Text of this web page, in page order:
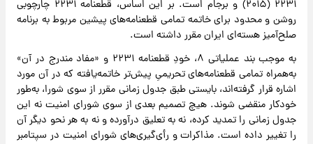
۲۲۳۱ (۲۰۱۵) و برجام است. بر این اساس، قطعنامه ۲۲۳۱ چارچوبی
روشن و محدود برای خاتمه تمامی قطعنامه‌های پیشین مربوط به برنامه
صلح‌آمیز هسته‌ای ایران مقرر داشته است.
به موجب بند عملیاتی ۸، خودِ قطعنامه ۲۲۳۱ و «مفاد مندرج در آن»
به‌همراه تمامی قطعنامه‌های تحریمیِ پیش‌تر خاتمه‌یافته که در آن مورد
اشاره قرار گرفته‌اند، بایستی طبق جدول زمانی مقرر از سوی شورا، به‌طور
خودکار منقضی شوند. هیچ تصمیم بعدی از سوی شورای امنیت نه این
جدول زمانی را تمدید کرده، نه به تعلیق درآورده و نه به هر نحو دیگر آن
را تغییر داده است. مذاکرات و رأی‌گیری‌های شورای امنیت در سپتامبر